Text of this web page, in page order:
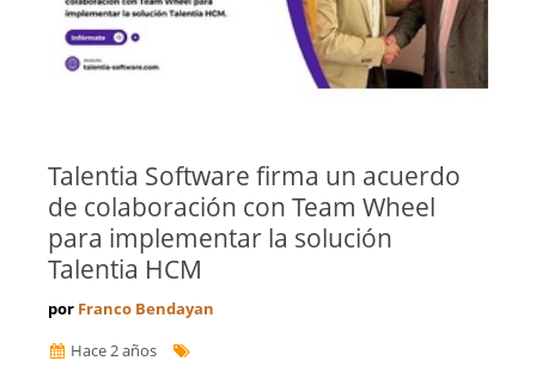
Talentia Software firma un acuerdo
de colaboración con Team Wheel
para implementar la solución
Talentia HCM
por Franco Bendayan
Hace 2 años